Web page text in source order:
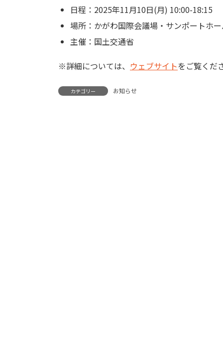
日程：2025年11月10日(月) 10:00-18:15
場所：かがわ国際会議場・サンポートホ
主催：国土交通省
※詳細については、 ウェブサイトをご覧くだ
カテゴリー お知らせ